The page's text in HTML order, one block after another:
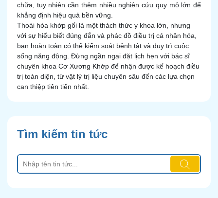
chữa, tuy nhiên cần thêm nhiều nghiên cứu quy mô lớn để
khẳng định hiệu quả bền vững.
Thoái hóa khớp gối là một thách thức y khoa lớn, nhưng
với sự hiểu biết đúng đắn và phác đồ điều trị cá nhân hóa,
bạn hoàn toàn có thể kiểm soát bệnh tật và duy trì cuộc
sống năng động. Đừng ngần ngại đặt lịch hẹn với bác sĩ
chuyên khoa Cơ Xương Khớp để nhận được kế hoạch điều
trị toàn diện, từ vật lý trị liệu chuyên sâu đến các lựa chọn
can thiệp tiên tiến nhất.
Tìm kiếm tin tức